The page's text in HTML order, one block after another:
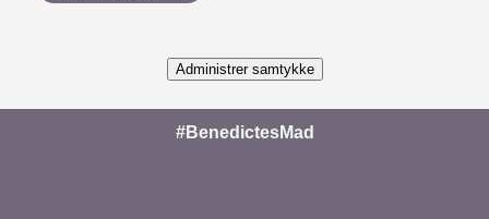
Administrer samtykke
#BenedictesMad